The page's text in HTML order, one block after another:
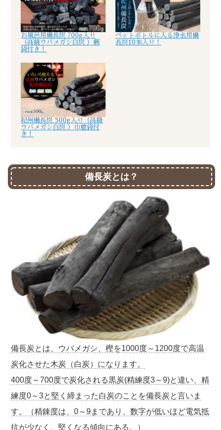
お風呂用備長炭 700g入り
（高級ウバメガシ白炭 ）網
袋付き！
ペットボトルに入る浄水用備
長炭10本入り！
紀州備長炭 500g入り（高級
ウバメガシ白炭 ）巾着袋付
き！
備長炭とは？
備長炭とは、ウバメガシ、樫を1000度～1200度で高温
炭化させた木炭（白炭）になります。
400度～700度で炭化される黒炭(精練度3～9)と違い、精
練度0～3と堅く締まった白炭のことを備長炭と言いま
す。（精錬度は、0～9まであり、数字が低いほど電気抵
抗が少なく、堅くなる傾向にある。）